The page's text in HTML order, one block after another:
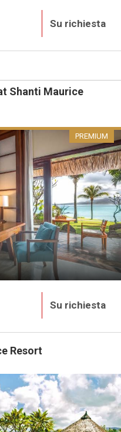
Su richiesta
Shanti Maurice
PREMIUM
Su richiesta
Resort